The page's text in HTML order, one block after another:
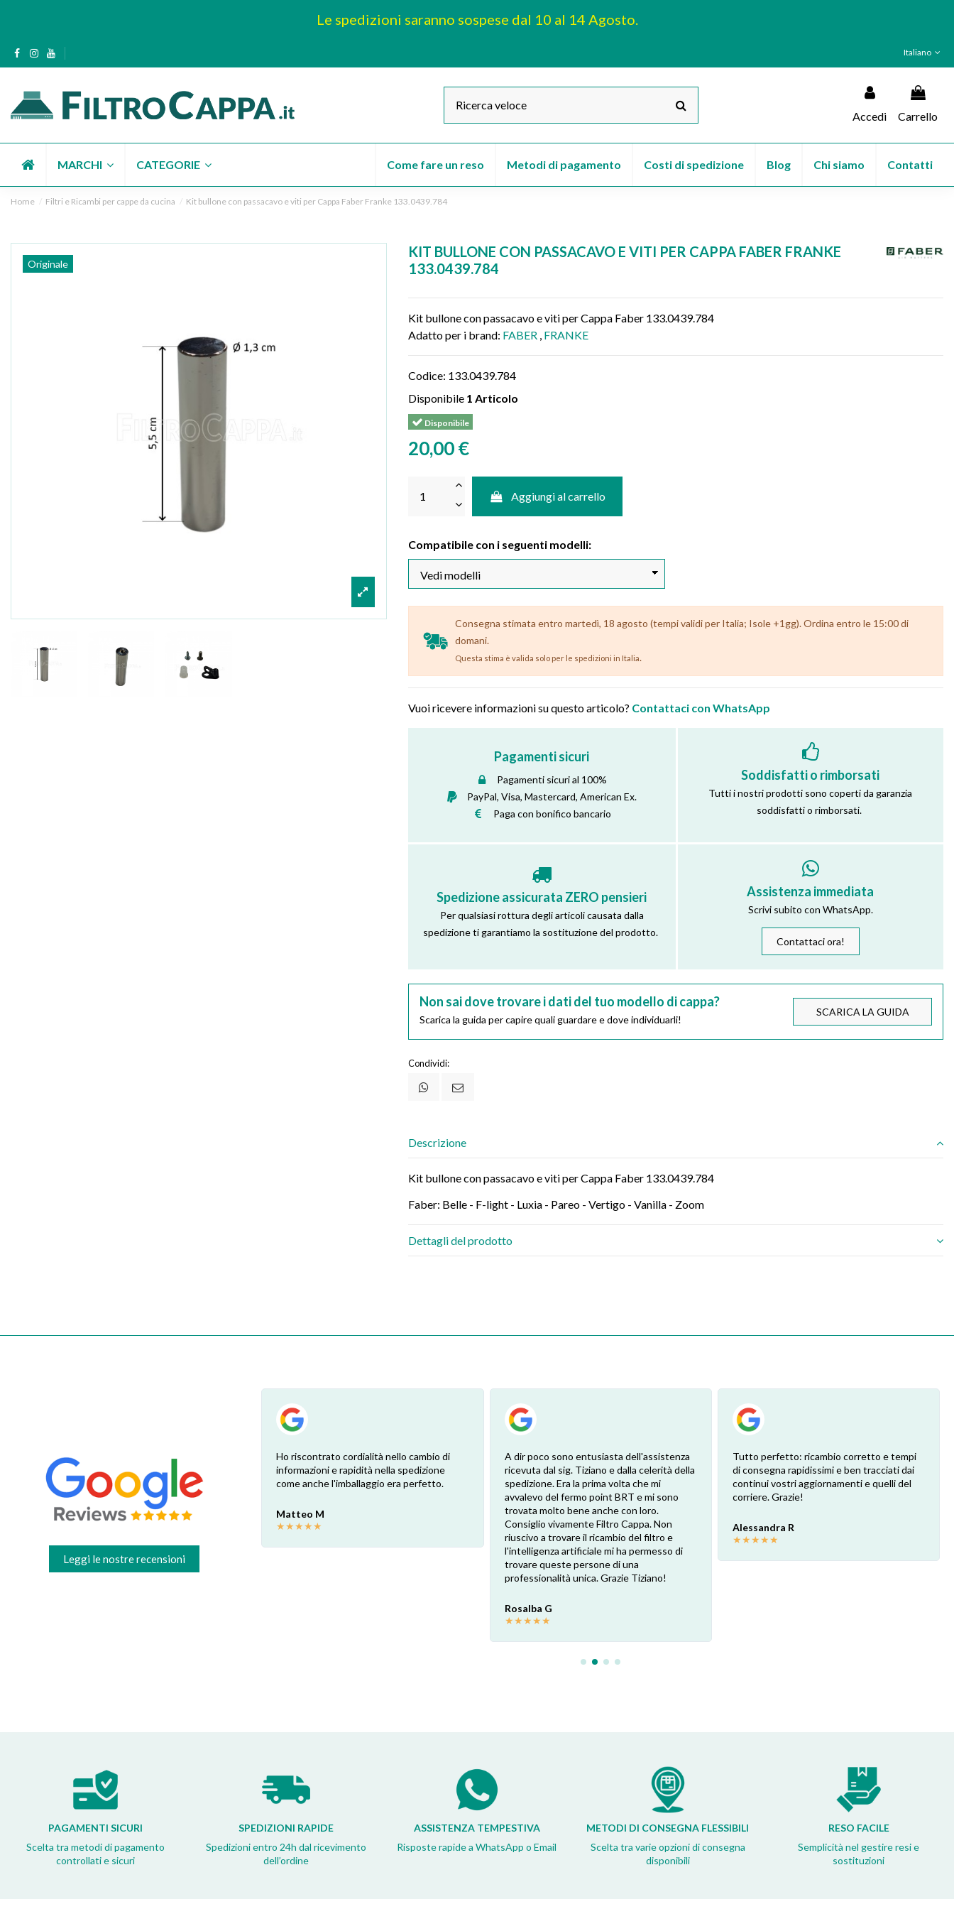
Le spedizioni saranno sospese dal 10 al 14 Agosto.
Italiano
Accedi Carrello
MARCHI CATEGORIE Contatti
Chi siamo
Blog
Costi di spedizione
Metodi di pagamento
Come fare un reso
Home Filtri e Ricambi per cappe da cucina Kit bullone con passacavo e viti per Cappa Faber Franke 133.0439.784
Originale
KIT BULLONE CON PASSACAVO E VITI PER CAPPA FABER FRANKE
133.0439.784
Kit bullone con passacavo e viti per Cappa Faber 133.0439.784
Adatto per i brand: FABER FRANKE
Codice: 133.0439.784
Disponibile 1 Articolo
Disponibile
20,00 €
Aggiungi al carrello
Compatibile con i seguenti modelli:
Consegna stimata entro martedì, 18 agosto (tempi validi per Italia; Isole +1gg). Ordina entro le 15:00 di
domani.
Questa stima è valida solo per le spedizioni in Italia.
Vuoi ricevere informazioni su questo articolo? Contattaci con WhatsApp
Pagamenti sicuri
Pagamenti sicuri al 100%
PayPal, Visa, Mastercard, American Ex.
Paga con bonifico bancario
Soddisfatti o rimborsati
Tutti i nostri prodotti sono coperti da garanzia
soddisfatti o rimborsati.
Spedizione assicurata ZERO pensieri
Per qualsiasi rottura degli articoli causata dalla
spedizione ti garantiamo la sostituzione del prodotto.
Assistenza immediata
Scrivi subito con WhatsApp.
Contattaci ora!
Non sai dove trovare i dati del tuo modello di cappa?
Scarica la guida per capire quali guardare e dove individuarli!
SCARICA LA GUIDA
Condividi:
Descrizione
Kit bullone con passacavo e viti per Cappa Faber 133.0439.784
Faber: Belle - F-light - Luxia - Pareo - Vertigo - Vanilla - Zoom
Dettagli del prodotto
Leggi le nostre recensioni
Esperienza positiva! Il ricambio è
esattamente come ben indicato nel sito.
Consegna veloce e comoda, dopo la
sostituzione e una profonda pulizia ora la
cappa è come nuova! Grazie
★ ★
Ho riscontrato cordialità nello cambio di
informazioni e rapidità nella spedizione
come anche l'imballaggio era perfetto.
Matteo M
★★★★★
A dir poco sono entusiasta dell'assistenza
ricevuta dal sig. Tiziano e dalla celerità della
spedizione. Era la prima volta che mi
avvalevo del fermo point BRT e mi sono
trovata molto bene anche con loro.
Consiglio vivamente Filtro Cappa. Non
riuscivo a trovare il ricambio del filtro e
l'intelligenza artificiale mi ha permesso di
trovare queste persone di una
professionalità unica. Grazie Tiziano!
Rosalba G
★★★★★
Tutto perfetto: ricambio corretto e tempi
di consegna rapidissimi e ben tracciati dai
continui vostri aggiornamenti e quelli del
corriere. Grazie!
Alessandra R
★★★★★
PAGAMENTI SICURI
Scelta tra metodi di pagamento
controllati e sicuri
SPEDIZIONI RAPIDE
Spedizioni entro 24h dal ricevimento
dell’ordine
ASSISTENZA TEMPESTIVA
Risposte rapide a WhatsApp o Email
METODI DI CONSEGNA FLESSIBILI
Scelta tra varie opzioni di consegna
disponibili
RESO FACILE
Semplicità nel gestire resi e
sostituzioni